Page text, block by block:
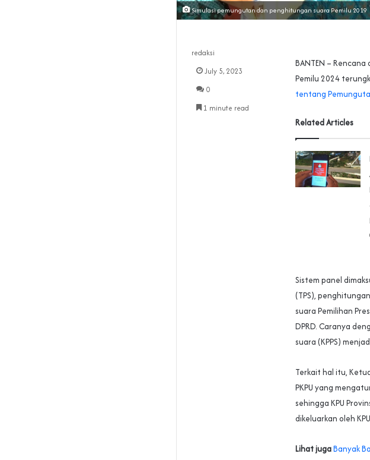
Simulasi pemungutan dan penghitungan suara Pemilu 2019
BANTEN –
Pemilu 2024
tentang
Related Articles
Sistem panel
(TPS),
suara Pemilihan
DPRD. Caranya
suara (KPPS)
Terkait hal itu,
PKPU yang
sehingga KPU
dikeluarkan oleh
Lihat jugaBanyak
redaksi
July 5, 2023
0
1 minute read